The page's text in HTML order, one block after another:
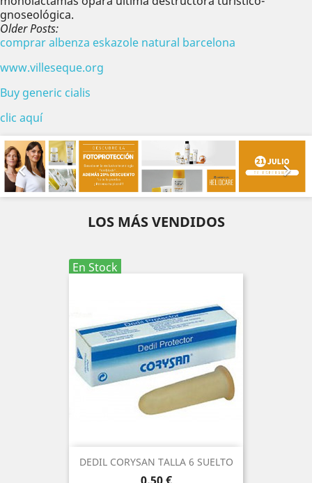
gnoseológica.
Older Posts:
comprar albenza eskazole natural barcelona
www.villeseque.org
Buy generic cialis
clic aquí

Anterior

LOS MÁS VENDIDOS
En Stock
DEDIL CORYSAN TALLA 6 SUELTO
Precio